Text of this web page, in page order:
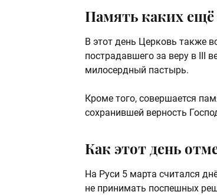
Память каких ещё
В этот день Церковь также
пострадавшего за веру в III
милосердный пастырь.
Кроме того, совершается
сохранившей верность
Как этот день
На Руси 5 марта считался
не принимать поспешных